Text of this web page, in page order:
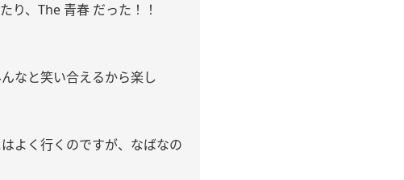
り、The 青春 だった！！
なと笑い合えるから楽し
よく行くのですが、なばなの